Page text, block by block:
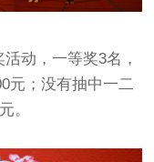
动，一等奖3名，
元；没有抽中一二
。